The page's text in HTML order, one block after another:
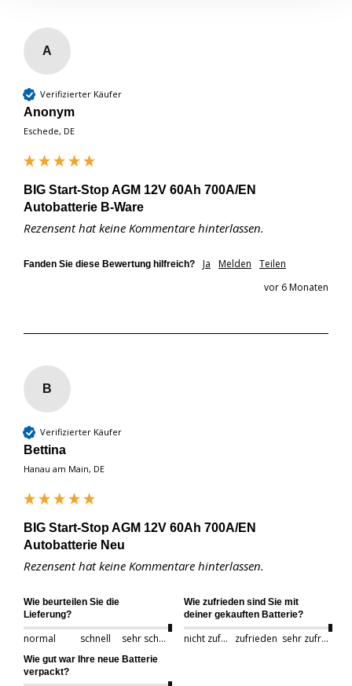
A
Verifizierter Käufer
Anonym
Eschede, DE
BIG Start-Stop AGM 12V 60Ah 700A/EN
Autobatterie B-Ware
Rezensent hat keine Kommentare hinterlassen.
Fanden Sie diese Bewertung hilfreich? Ja Melden
Teilen
vor 6 Monaten
B
Verifizierter Käufer
Bettina
Hanau am Main, DE
BIG Start-Stop AGM 12V 60Ah 700A/EN
Autobatterie Neu
Rezensent hat keine Kommentare hinterlassen.
Wie beurteilen Sie die
Lieferung?
normal schnell sehr schnell
Wie zufrieden sind Sie mit
deiner gekauften Batterie?
nicht zufrieden zufrieden sehr zufrieden
Wie gut war Ihre neue Batterie
verpackt?